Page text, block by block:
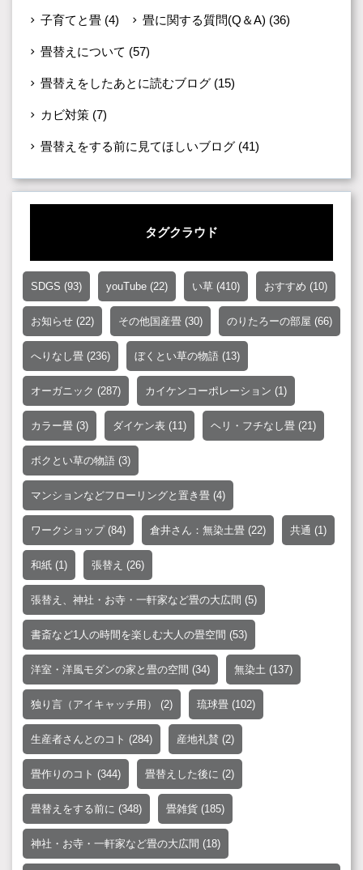
子育てと畳 (4) 畳に関する質問(Q＆A) (36)
畳替えについて (57)
畳替えをしたあとに読むブログ (15)
カビ対策 (7)
畳替えをする前に見てほしいブログ (41)
タグクラウド
SDGS (93) youTube (22) い草 (410) おすすめ (10)
お知らせ (22) その他国産畳 (30) のりたろーの部屋 (66)
へりなし畳 (236) ぼくとい草の物語 (13)
オーガニック (287) カイケンコーポレーション (1)
カラー畳 (3) ダイケン表 (11) ヘリ・フチなし畳 (21)
ボクとい草の物語 (3)
マンションなどフローリングと置き畳 (4)
ワークショップ(84) 倉井さん：無染土畳 (22) 共通 (1)
和紙 (1) 張替え (26)
張替え、神社・お寺・一軒家など畳の大広間 (5)
書斎など1人の時間を楽しむ大人の畳空間 (53)
洋室・洋風モダンの家と畳の空間 (34) 無染土 (137)
独り言（アイキャッチ用） (2) 琉球畳 (102)
生産者さんとのコト (284) 産地礼賛 (2)
畳作りのコト (344) 畳替えした後に (2)
畳替えをする前に (348) 畳雑貨 (185)
神社・お寺・一軒家など畳の大広間 (18)